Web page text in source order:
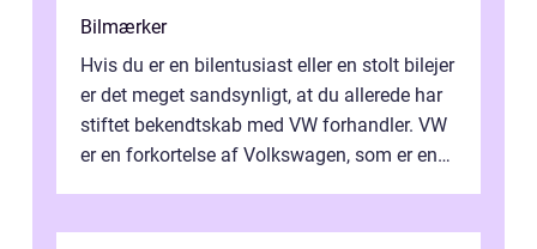
Bilmærker
Hvis du er en bilentusiast eller en stolt bilejer
er det meget sandsynligt, at du allerede har
stiftet bekendtskab med VW forhandler. VW
er en forkortelse af Volkswagen, som er en